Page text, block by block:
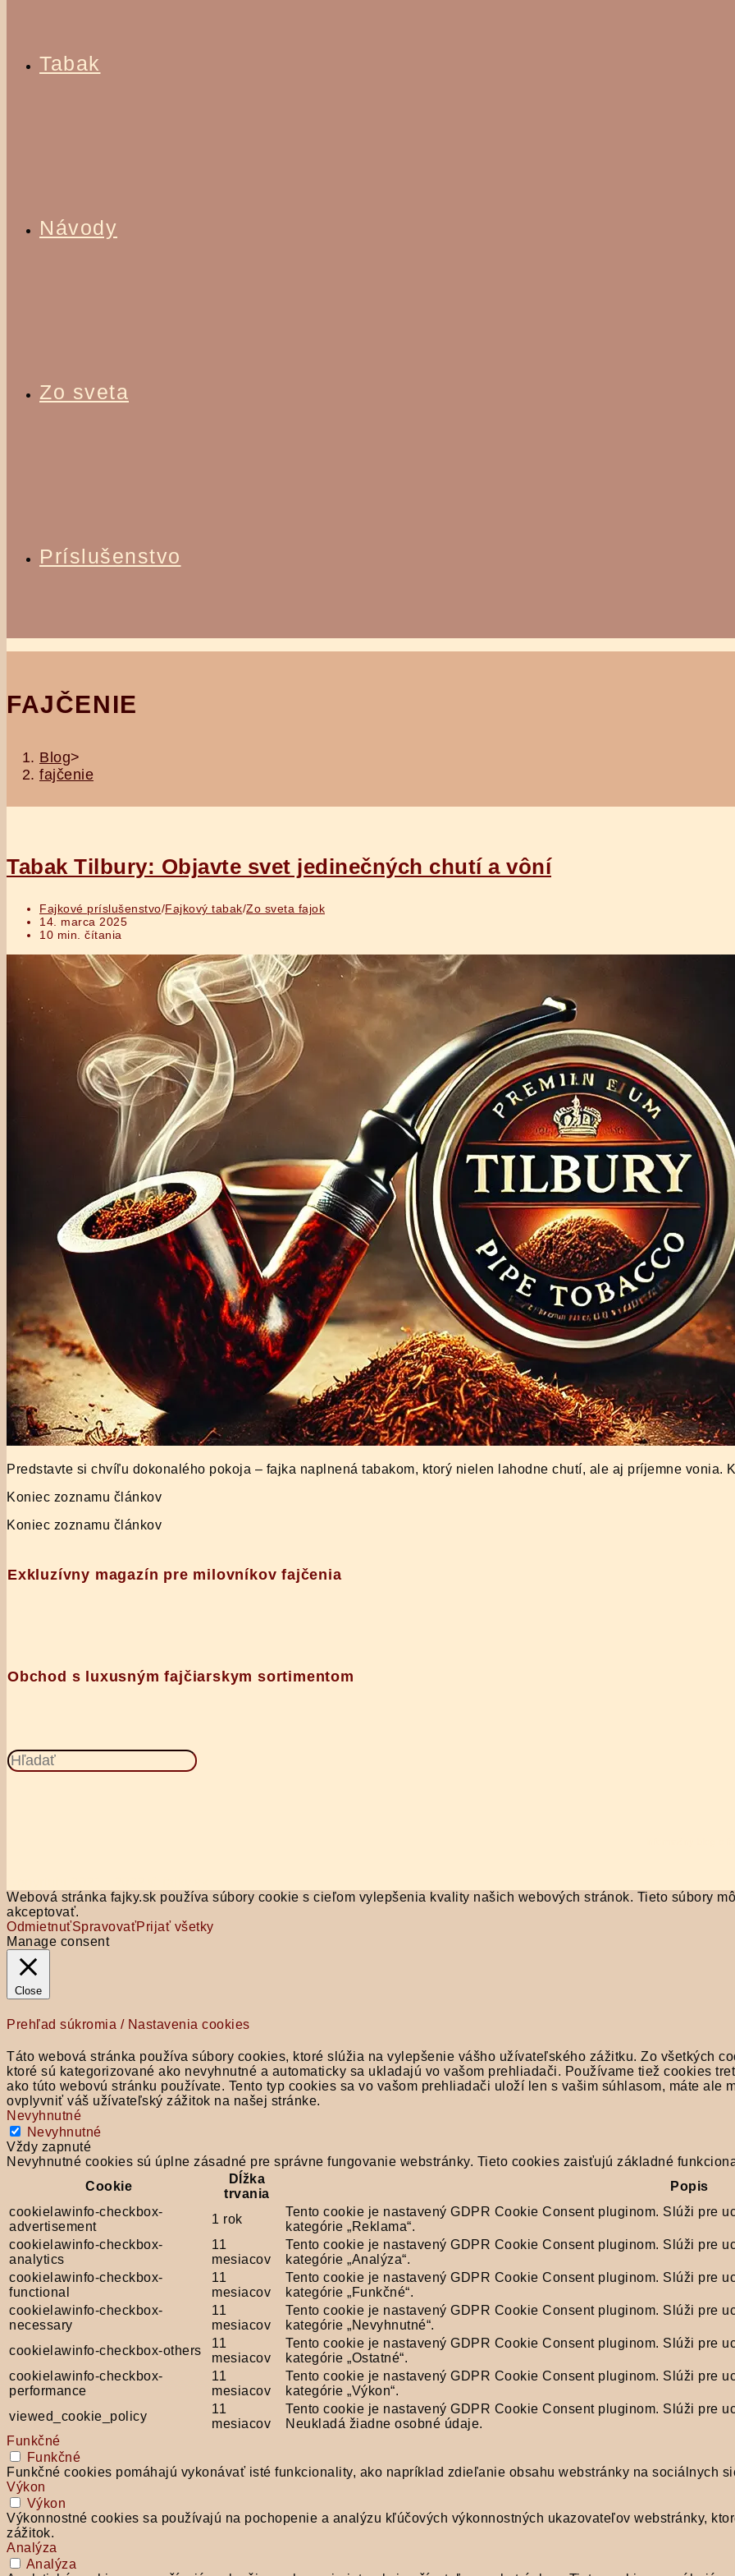
Tabak
Návody
Zo sveta
Príslušenstvo
FAJČENIE
Blog>
fajčenie
Tabak Tilbury: Objavte svet jedinečných chutí a vôní
Post
category:
Fajkové príslušenstvo/Fajkový tabak/Zo sveta fajok
Post
published:
14. marca 2025
Reading
10 min. čítania
Predstavte si chvíľu dokonalého pokoja – fajka naplnená tabakom, ktorý nielen lahodne chutí, ale aj príjemne
Koniec zoznamu článkov
Koniec zoznamu článkov
Exkluzívny magazín pre milovníkov fajčenia
Obchod s luxusným fajčiarskym sortimentom
Search
this
Webová stránka fajky.sk používa súbory cookie s cieľom vylepšenia kvality našich webových stránok. Tieto súbory
akceptovať.
OdmietnuťSpravovaťPrijať všetky
Manage consent
Close
Prehľad súkromia / Nastavenia cookies
Táto webová stránka používa súbory cookies, ktoré slúžia na vylepšenie vášho užívateľského zážitku. Zo všetkých
ktoré sú kategorizované ako nevyhnutné a automaticky sa ukladajú vo vašom prehliadači. Používame tiež cookies
ako túto webovú stránku používate. Tento typ cookies sa vo vašom prehliadači uloží len s vašim súhlasom, máte ale
ovplyvniť váš užívateľský zážitok na našej stránke.
Nevyhnutné
Nevyhnutné
Vždy zapnuté
Nevyhnutné cookies sú úplne zásadné pre správne fungovanie webstránky. Tieto cookies zaisťujú základné
Cookie
Dĺžka
trvania
Popis
cookielawinfo-checkbox-
advertisement
1 rok
Tento cookie je nastavený GDPR Cookie Consent pluginom. Slúži pre
kategórie „Reklama“.
cookielawinfo-checkbox-
analytics
11
mesiacov
Tento cookie je nastavený GDPR Cookie Consent pluginom. Slúži pre
kategórie „Analýza“.
cookielawinfo-checkbox-
functional
11
mesiacov
Tento cookie je nastavený GDPR Cookie Consent pluginom. Slúži pre
kategórie „Funkčné“.
cookielawinfo-checkbox-
necessary
11
mesiacov
Tento cookie je nastavený GDPR Cookie Consent pluginom. Slúži pre
kategórie „Nevyhnutné“.
cookielawinfo-checkbox-others
11
mesiacov
Tento cookie je nastavený GDPR Cookie Consent pluginom. Slúži pre
kategórie „Ostatné“.
cookielawinfo-checkbox-
performance
11
mesiacov
Tento cookie je nastavený GDPR Cookie Consent pluginom. Slúži pre
kategórie „Výkon“.
viewed_cookie_policy
11
mesiacov
Tento cookie je nastavený GDPR Cookie Consent pluginom. Slúži pre
Neukladá žiadne osobné údaje.
Funkčné
Funkčné
Funkčné cookies pomáhajú vykonávať isté funkcionality, ako napríklad zdieľanie obsahu webstránky na sociálnych
Výkon
Výkon
Výkonnostné cookies sa používajú na pochopenie a analýzu kľúčových výkonnostných ukazovateľov webstránky,
zážitok.
Analýza
Analýza